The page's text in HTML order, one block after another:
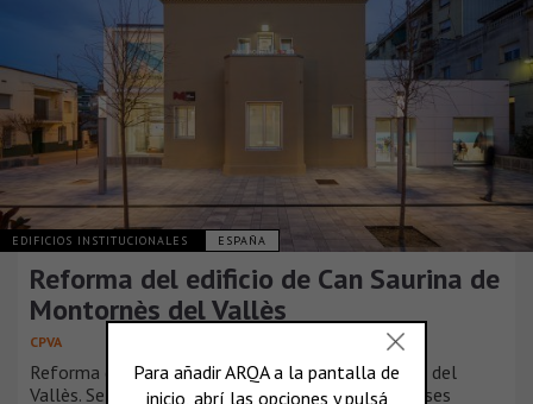
EDIFICIOS INSTITUCIONALES ESPAÑA
Reforma del edificio de Can Saurina de
Montornès del Vallès
CPVA
Reforma del edificio de Can Saurina de Montornès del
Vallès. Se trata de un edificio formado por tres fases